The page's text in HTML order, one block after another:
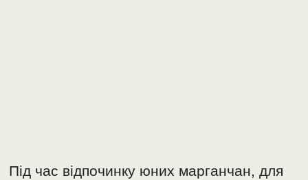
Під час відпочинку юних марганчан, для